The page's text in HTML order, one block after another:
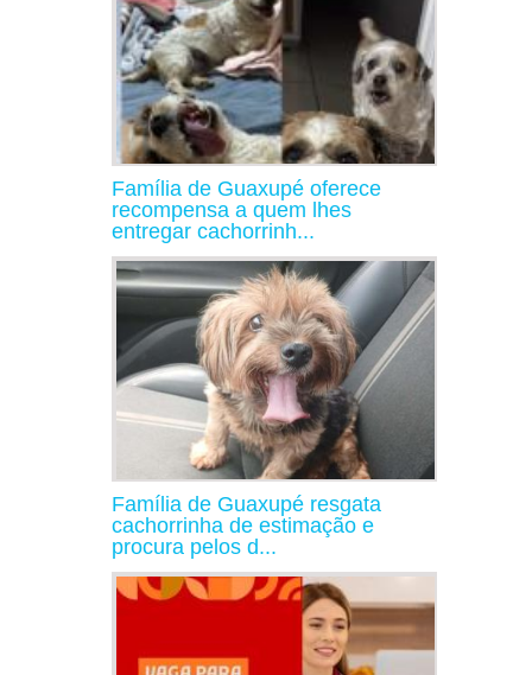
Família de Guaxupé oferece
recompensa a quem lhes
entregar cachorrinh...
Família de Guaxupé resgata
cachorrinha de estimação e
procura pelos d...